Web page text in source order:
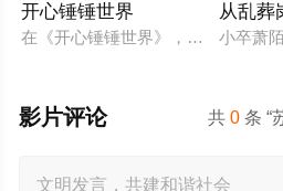
开心锤锤世界
在《开心锤锤世界》，生活着乐观
从乱葬
小卒萧
共0 条 “
影片评论